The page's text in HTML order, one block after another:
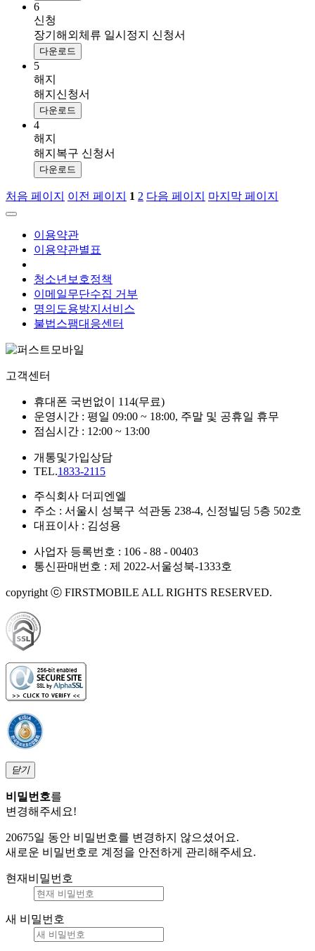
6
신청
장기해외체류 일시정지 신청서
다운로드
5
해지
해지신청서
다운로드
4
해지
해지복구 신청서
다운로드
처음 페이지 이전 페이지 1 2 다음 페이지 마지막 페이지
이용약관
이용약관별표
청소년보호정책
이메일무단수집 거부
명의도용방지서비스
불법스팸대응센터
고객센터
휴대폰 국번없이 114(무료)
운영시간 : 평일 09:00 ~ 18:00, 주말 및 공휴일 휴무
점심시간 : 12:00 ~ 13:00
개통및가입상담
TEL.1833-2115
주식회사 더피엔엘
주소 : 서울시 성북구 석관동 238-4, 신정빌딩 5층 502호
대표이사 : 김성용
사업자 등록번호 : 106 - 88 - 00403
통신판매번호 : 제 2022-서울성북-1333호
copyright ⓒ FIRSTMOBILE ALL RIGHTS RESERVED.
닫기
비밀번호를
변경해주세요!
20675일 동안 비밀번호를 변경하지 않으셨어요.
새로운 비밀번호로 계정을 안전하게 관리해주세요.
현재비밀번호
새 비밀번호